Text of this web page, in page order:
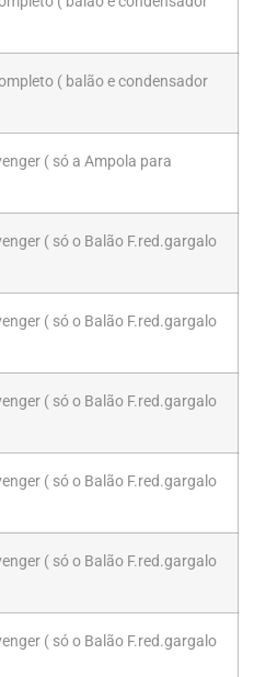
( balão e condensador
( só a Ampola para
( só o Balão F.red.gargalo
( só o Balão F.red.gargalo
( só o Balão F.red.gargalo
( só o Balão F.red.gargalo
( só o Balão F.red.gargalo
( só o Balão F.red.gargalo